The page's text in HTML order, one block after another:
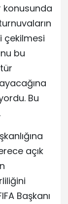
konusunda
çekilmesi
bu
Bu
açık
Başkanı